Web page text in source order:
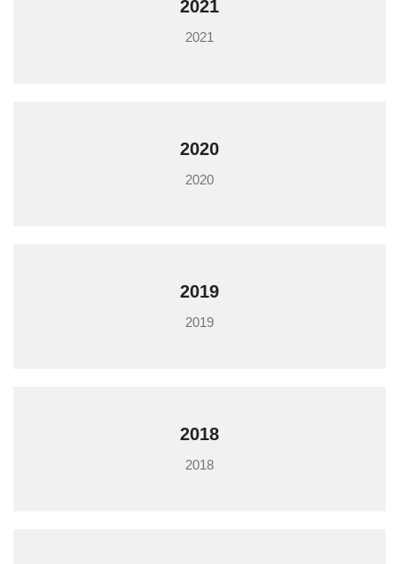
2021
2021
2020
2020
2019
2019
2018
2018